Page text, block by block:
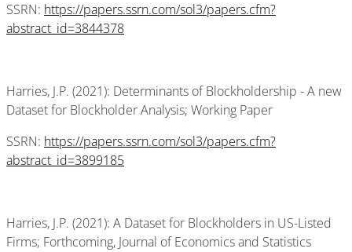
SSRN: https://papers.ssrn.com/sol3/papers.cfm?
abstract_id=3844378
Harries, J.P. (2021): Determinants of Blockholdership - A new
Dataset for Blockholder Analysis; Working Paper
SSRN: https://papers.ssrn.com/sol3/papers.cfm?
abstract_id=3899185
Harries, J.P. (2021): A Dataset for Blockholders in US-Listed
Firms; Forthcoming, Journal of Economics and Statistics